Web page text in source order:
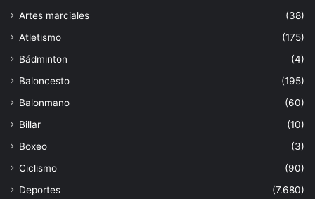
Artes marciales
(38)
Atletismo
(175)
Bádminton
(4)
Baloncesto
(195)
Balonmano
(60)
Billar
(10)
Boxeo
(3)
Ciclismo
(90)
Deportes
(7.680)